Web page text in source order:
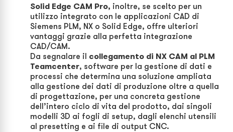
Solid Edge CAM Pro, inoltre, se scelto per un
utilizzo integrato con le applicazioni CAD di
Siemens PLM, NX o Solid Edge, offre ulteriori
vantaggi grazie alla perfetta integrazione
CAD/CAM.
Da segnalare il collegamento di NX CAM al PLM
Teamcenter, software per la gestione di dati e
processi che determina una soluzione ampliata
alla gestione dei dati di produzione oltre a quella
di progettazione, per una concreta gestione
dell’intero ciclo di vita del prodotto, dai singoli
modelli 3D ai fogli di setup, dagli elenchi utensili
al presetting e ai file di output CNC.